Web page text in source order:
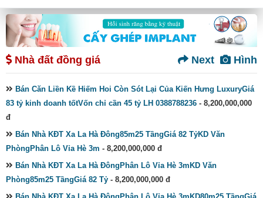
Nhà đất đồng giá Hình
Next
Bán Căn Liền Kề Hiếm Hoi Còn Sót Lại Của Kiến Hưng LuxuryGiá
83 tỷ kinh doanh tốtVốn chỉ cần 45 tỷ LH 0388788236 - 8,200,000,000
đ
Bán Nhà KĐT Xa La Hà Đông85m25 TầngGiá 82 TỷKD Văn
PhòngPhân Lô Vỉa Hè 3m - 8,200,000,000 đ
Bán Nhà KĐT Xa La Hà ĐôngPhân Lô Vỉa Hè 3mKD Văn
Phòng85m25 TầngGiá 82 Tỷ - 8,200,000,000 đ